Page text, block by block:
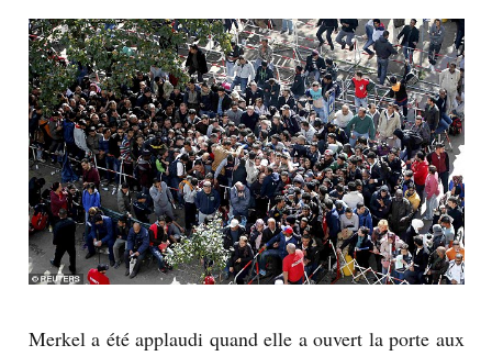
Merkel a été applaudi quand elle a ouvert la porte aux